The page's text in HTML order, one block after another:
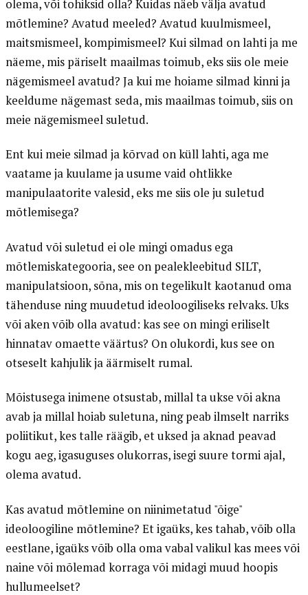
olema, või tohiksid olla? Kuidas näeb välja avatud
mõtlemine? Avatud meeled? Avatud kuulmismeel,
maitsmismeel, kompimismeel? Kui silmad on lahti ja me
näeme, mis päriselt maailmas toimub, eks siis ole meie
nägemismeel avatud? Ja kui me hoiame silmad kinni ja
keeldume nägemast seda, mis maailmas toimub, siis on
meie nägemismeel suletud.
Ent kui meie silmad ja kõrvad on küll lahti, aga me
vaatame ja kuulame ja usume vaid ohtlikke
manipulaatorite valesid, eks me siis ole ju suletud
mõtlemisega?
Avatud või suletud ei ole mingi omadus ega
mõtlemiskategooria, see on pealekleebitud SILT,
manipulatsioon, sõna, mis on tegelikult kaotanud oma
tähenduse ning muudetud ideoloogiliseks relvaks. Uks
või aken võib olla avatud: kas see on mingi eriliselt
hinnatav omaette väärtus? On olukordi, kus see on
otseselt kahjulik ja äärmiselt rumal.
Mõistusega inimene otsustab, millal ta ukse või akna
avab ja millal hoiab suletuna, ning peab ilmselt narriks
poliitikut, kes talle räägib, et uksed ja aknad peavad
kogu aeg, igasuguses olukorras, isegi suure tormi ajal,
olema avatud.
Kas avatud mõtlemine on niinimetatud "õige"
ideoloogiline mõtlemine? Et igaüks, kes tahab, võib olla
eestlane, igaüks võib olla oma vabal valikul kas mees või
naine või mõlemad korraga või midagi muud hoopis
hullumeelset?